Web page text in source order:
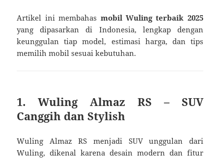
Artikel ini membahas mobil Wuling terbaik 2025
yang dipasarkan di Indonesia, lengkap dengan
keunggulan tiap model, estimasi harga, dan tips
memilih mobil sesuai kebutuhan.
1. Wuling Almaz RS – SUV
Canggih dan Stylish
Wuling Almaz RS menjadi SUV unggulan dari
Wuling, dikenal karena desain modern dan fitur